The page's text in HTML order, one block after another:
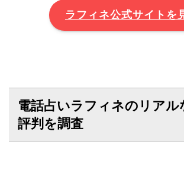
ラフィネ公式サイトを
電話占いラフィネのリアル
評判を調査